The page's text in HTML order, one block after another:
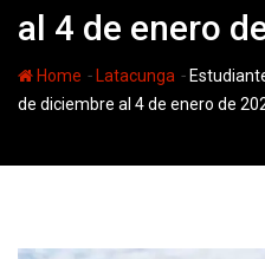
al 4 de enero
Home - Latacunga -
de diciembre al 4 de enero de